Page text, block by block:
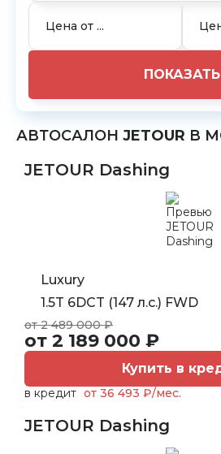
ПОКАЗАТЬ
АВТОСАЛОН JETOUR В
JETOUR Dashing
Luxury
1.5T 6DCT (147 л.с.) FWD
от 2 489 000 ₽
от 2 189 000 ₽
Купить в
в кредит от 36 493 ₽/мес.
JETOUR Dashing